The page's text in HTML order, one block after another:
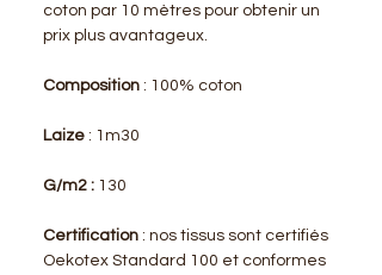
coton par 10 mètres pour obtenir un
prix plus avantageux.
Composition : 100% coton
Laize : 1m30
G/m2 : 130
Certification : nos tissus sont certifiés
Oekotex Standard 100 et conformes